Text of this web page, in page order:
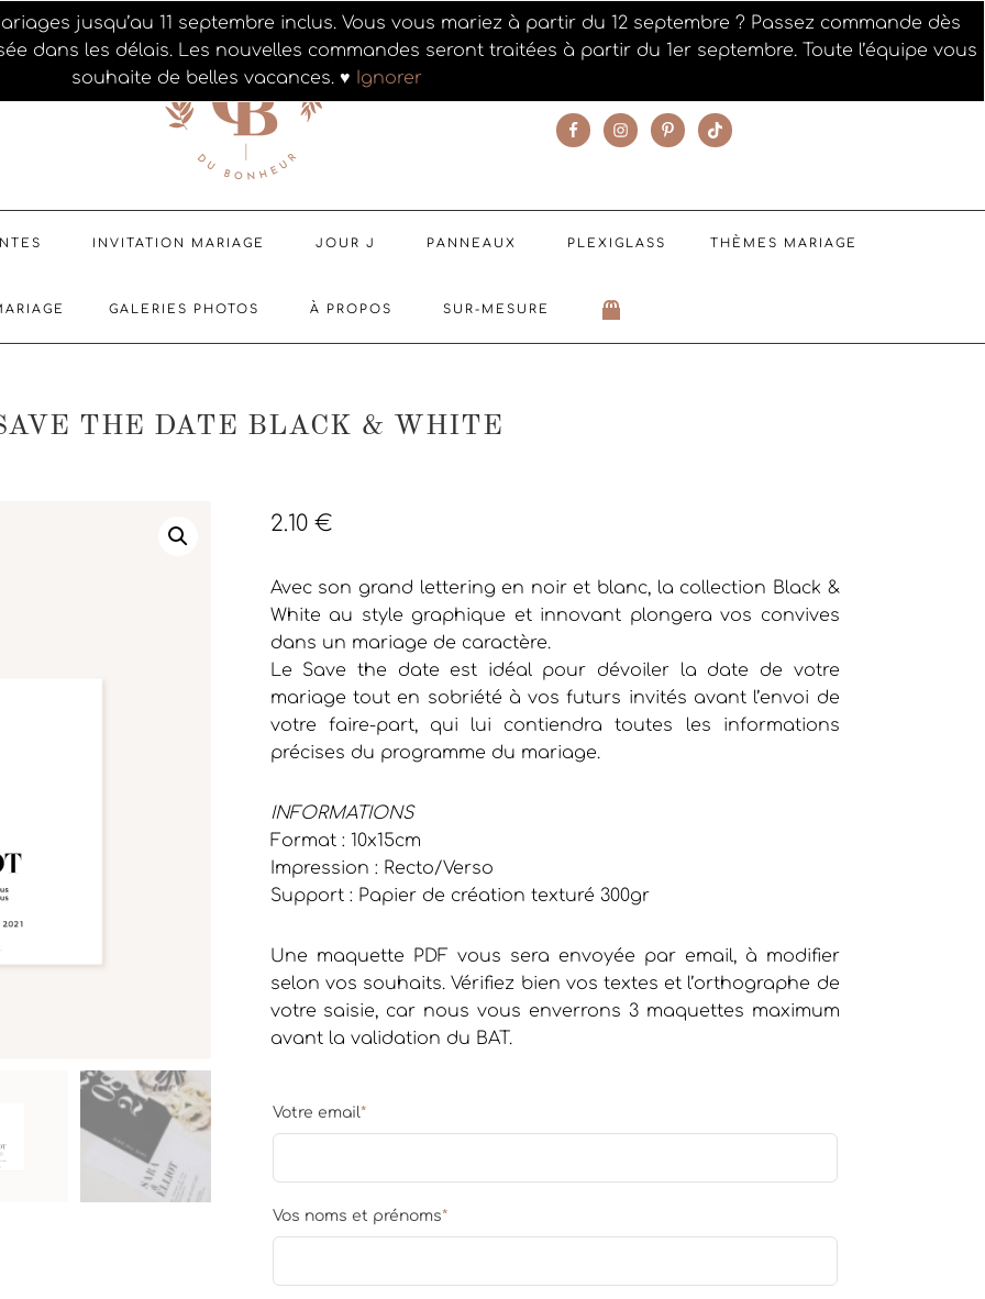
jusqu’au 11 septembre inclus. Vous vous mariez à partir du 12 septembre ? Passez commande dès
dans les délais. Les nouvelles commandes seront traitées à partir du 1er septembre. Toute l’équipe vous
souhaite de belles vacances. ♥
Ignorer
INVITATION MARIAGE JOUR J PANNEAUX PLEXIGLASS THÈMES MARIAGE
GALERIES PHOTOS À PROPOS SUR-MESURE
THE DATE BLACK & WHITE
2.10 €
Avec son grand lettering en noir et blanc, la collection Black &
White au style graphique et innovant plongera vos convives
dans un mariage de caractère.
Le Save the date est idéal pour dévoiler la date de votre
mariage tout en sobriété à vos futurs invités avant l’envoi de
votre faire-part, qui lui contiendra toutes les informations
précises du programme du mariage.
INFORMATIONS
Format : 10x15cm
Impression : Recto/Verso
Support : Papier de création texturé 300gr
Une maquette PDF vous sera envoyée par email, à modifier
selon vos souhaits. Vérifiez bien vos textes et l’orthographe de
votre saisie, car nous vous enverrons 3 maquettes maximum
avant la validation du BAT.
Votre email*
Vos noms et prénoms*